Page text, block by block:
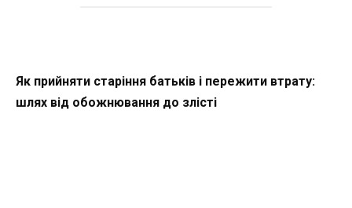
Як прийняти старіння батьків і пережити втрату:
шлях від обожнювання до злісті